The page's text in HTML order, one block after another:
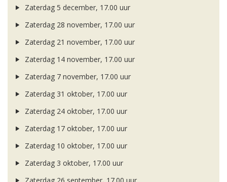
Zaterdag 5 december, 17.00 uur
Zaterdag 28 november, 17.00 uur
Zaterdag 21 november, 17.00 uur
Zaterdag 14 november, 17.00 uur
Zaterdag 7 november, 17.00 uur
Zaterdag 31 oktober, 17.00 uur
Zaterdag 24 oktober, 17.00 uur
Zaterdag 17 oktober, 17.00 uur
Zaterdag 10 oktober, 17.00 uur
Zaterdag 3 oktober, 17.00 uur